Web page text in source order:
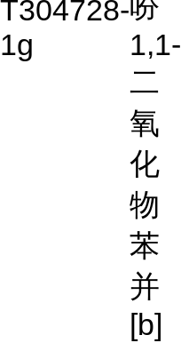
T304728-
1g
1,1-
二
氧
化
物
苯
并
[b]